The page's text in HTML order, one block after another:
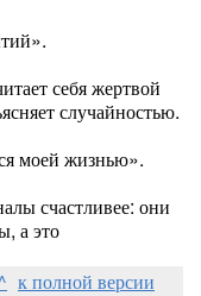
себя жертвой
случайностью.
моей жизнью».
счастливее: они
а это
к полной версии